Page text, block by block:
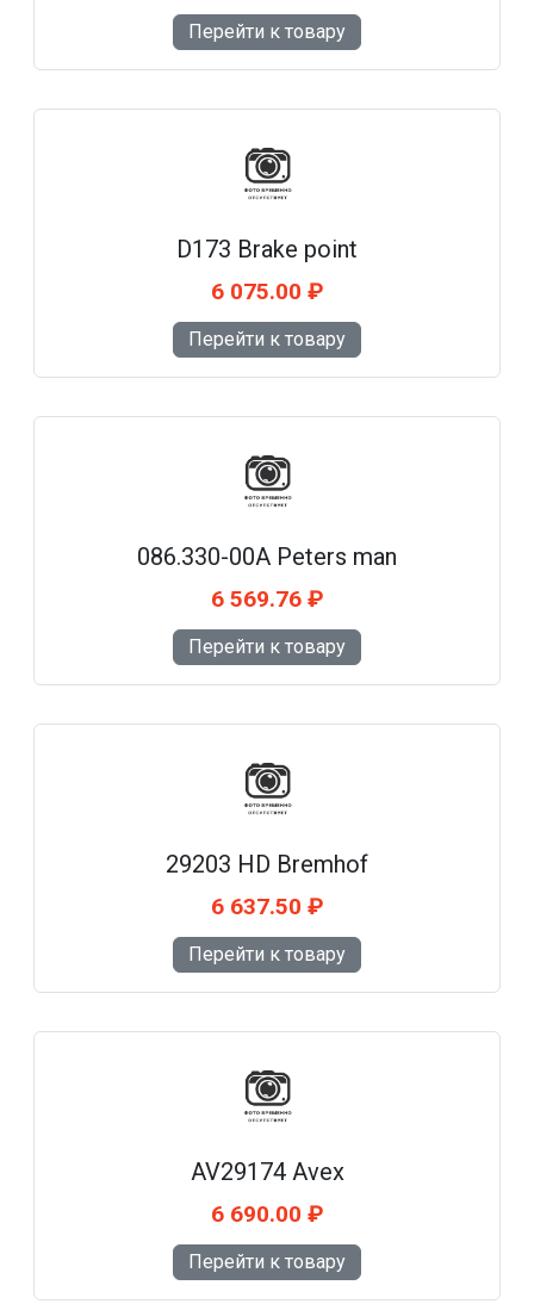
Перейти к товару
D173 Brake point
6 075.00 ₽
Перейти к товару
086.330-00A Peters man
6 569.76 ₽
Перейти к товару
29203 HD Bremhof
6 637.50 ₽
Перейти к товару
AV29174 Avex
6 690.00 ₽
Перейти к товару